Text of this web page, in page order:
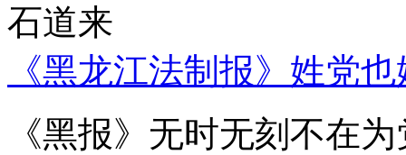
石道来
《黑龙江法制报》姓党
《黑报》无时无刻不在